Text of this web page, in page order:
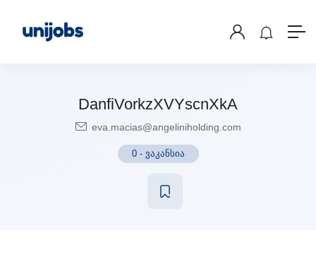
DanfiVorkzXVYscnXkA
eva.macias@angeliniholding.com
0- ვაკანსია